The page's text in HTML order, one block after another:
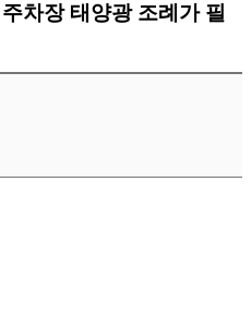
차장 태양광 조례가 필